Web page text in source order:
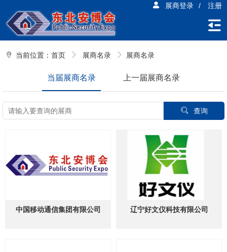
展商登录 / 注册
当前位置： 首页 展商名录 展商名录
当届展商名录 上一届展商名录
查询
中国移动通信集团有限公司 辽宁好文仪科技有限公司